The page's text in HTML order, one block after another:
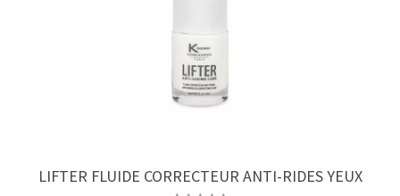
LIFTER FLUIDE CORRECTEUR ANTI-RIDES YEUX